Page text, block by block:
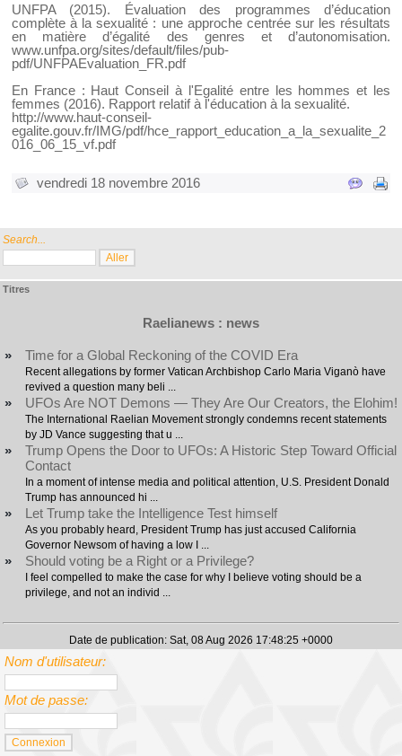
Search...
Titres
Raelianews : news
» Time for a Global Reckoning of the COVID Era
Recent allegations by former Vatican Archbishop Carlo Maria Viganò have
revived a question many beli ...
» UFOs Are NOT Demons — They Are Our Creators, the Elohim!
The International Raelian Movement strongly condemns recent statements
by JD Vance suggesting that u ...
»
Trump Opens the Door to UFOs: A Historic Step Toward Official
Contact
In a moment of intense media and political attention, U.S. President Donald
Trump has announced hi ...
» Let Trump take the Intelligence Test himself
As you probably heard, President Trump has just accused California
Governor Newsom of having a low I ...
» Should voting be a Right or a Privilege?
I feel compelled to make the case for why I believe voting should be a
privilege, and not an individ ...
Date de publication: Sat, 08 Aug 2026 17:48:25 +0000
UNFPA (2015). Évaluation des programmes d’éducation
complète à la sexualité : une approche centrée sur les résultats
en matière d’égalité des genres et d’autonomisation.
www.unfpa.org/sites/default/files/pub-
pdf/UNFPAEvaluation_FR.pdf
En France : Haut Conseil à l'Egalité entre les hommes et les
femmes (2016). Rapport relatif à l'éducation à la sexualité.
http://www.haut-conseil-
egalite.gouv.fr/IMG/pdf/hce_rapport_education_a_la_sexualite_2
016_06_15_vf.pdf
vendredi 18 novembre 2016
Nom d'utilisateur:
Mot de passe: